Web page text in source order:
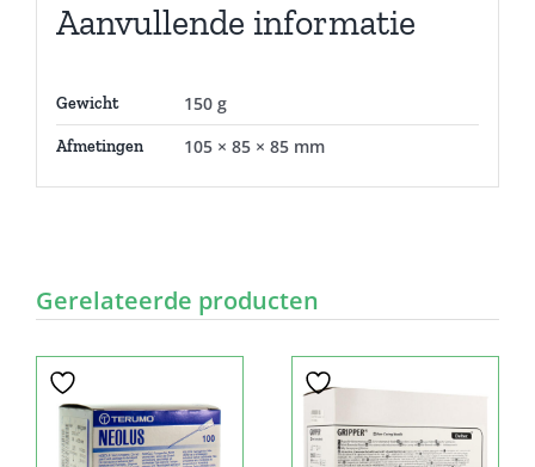
Aanvullende informatie
Gewicht 150 g
Afmetingen 105 × 85 × 85 mm
Gerelateerde producten